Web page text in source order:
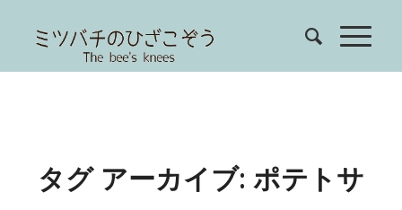
タグ アーカイブ: ポテトサ